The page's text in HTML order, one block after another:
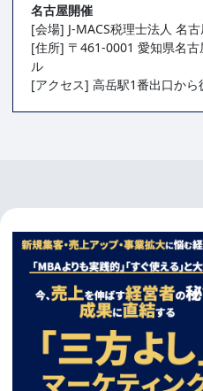
名古屋開催
[会場] J-MACS税理士法人 名
[住所] 〒461-0001 愛知県名
ル
[アクセス] 高岳駅1番出口から